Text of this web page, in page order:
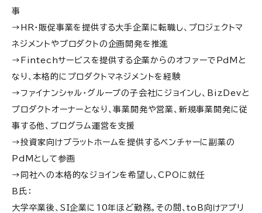
事
→HR・販促事業を提供する大手企業に転職し、プロジェクトマ
ネジメントやプロダクトの企画開発を推進
→Fintechサービスを提供する企業からのオファーでPdMと
なり、本格的にプロダクトマネジメントを経験
→ファイナンシャル・グループの子会社にジョインし、BizDevと
プロダクトオーナーとなり、事業開発や営業、新規事業開発に従
事する他、プログラム運営を支援
→投資家向けプラットホームを提供するベンチャーに副業の
PdMとして参画
→同社への本格的なジョインを希望し、CPOに就任
B氏：
大学卒業後、SI企業に10年ほど勤務。その間、toB向けアプリ